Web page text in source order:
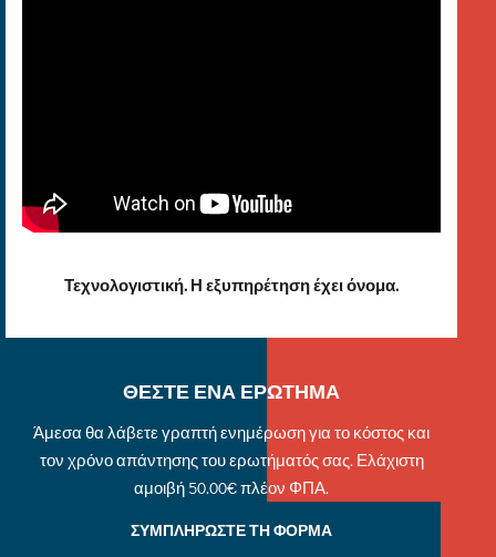
Τεχνολογιστική. Η εξυπηρέτηση έχει όνομα.
ΘΕΣΤΕ ΕΝΑ ΕΡΩΤΗΜΑ
Άμεσα θα λάβετε γραπτή ενημέρωση για το κόστος και
τον χρόνο απάντησης του ερωτήματός σας. Ελάχιστη
αμοιβή 50.00€ πλέον ΦΠΑ.
ΣΥΜΠΛΗΡΩΣΤΕ ΤΗ ΦΟΡΜΑ